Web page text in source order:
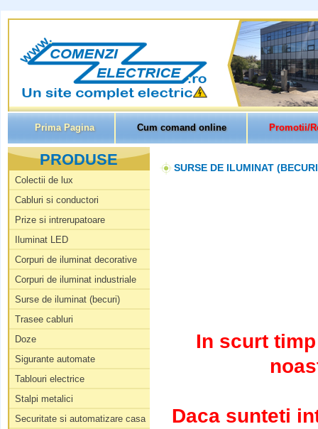
Prima Pagina Cum comand online Promotii/
PRODUSE
Colectii de lux
Cabluri si conductori
Prize si intrerupatoare
Iluminat LED
Corpuri de iluminat decorative
Corpuri de iluminat industriale
Surse de iluminat (becuri)
Trasee cabluri
Doze
Sigurante automate
Tablouri electrice
Stalpi metalici
Securitate si automatizare casa
SURSE DE ILUMINAT
In scurt
Daca sunteti